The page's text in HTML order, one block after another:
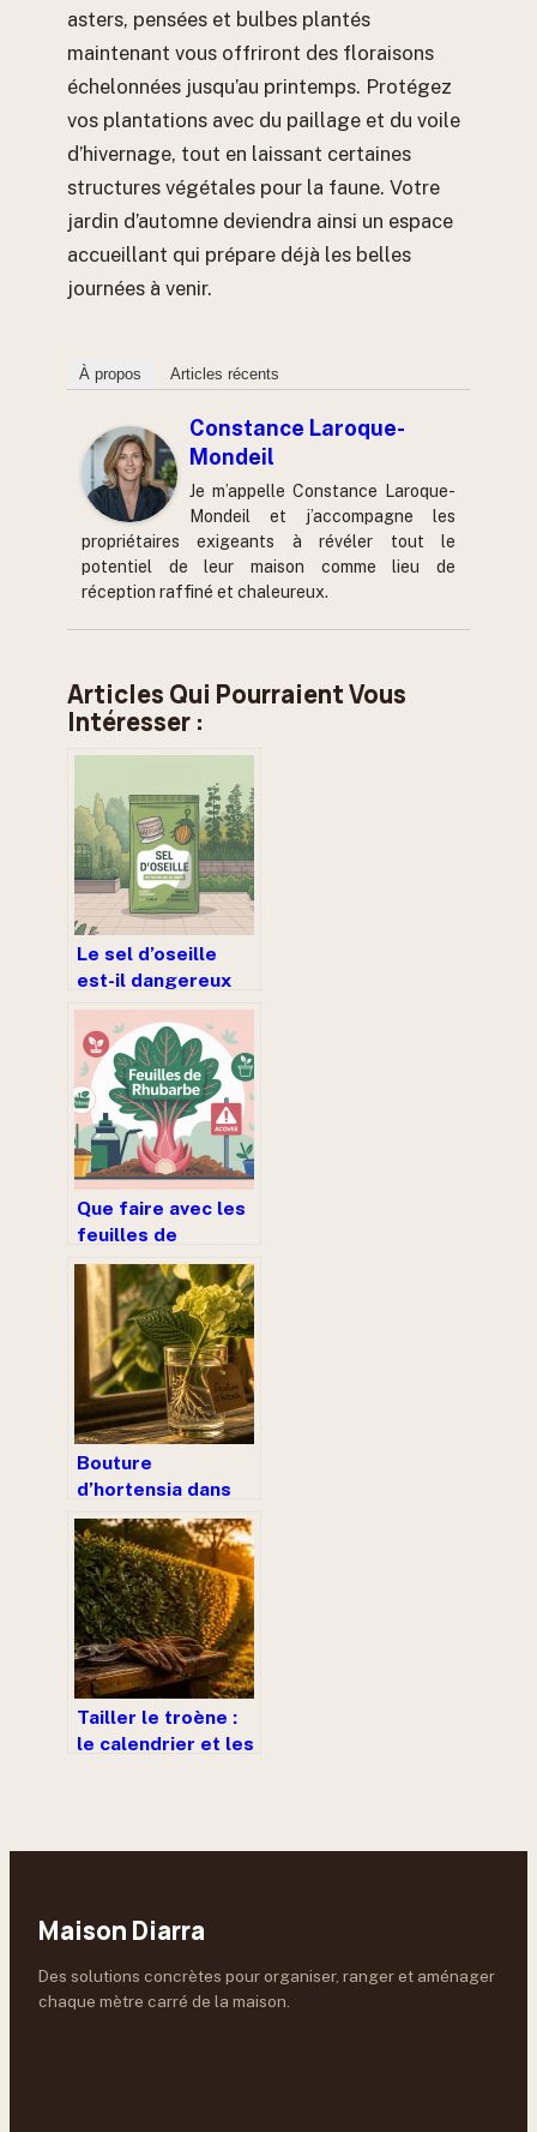
asters, pensées et bulbes plantés
maintenant vous offriront des floraisons
échelonnées jusqu’au printemps. Protégez
vos plantations avec du paillage et du voile
d’hivernage, tout en laissant certaines
structures végétales pour la faune. Votre
jardin d’automne deviendra ainsi un espace
accueillant qui prépare déjà les belles
journées à venir.
À propos Articles récents
Constance Laroque-
Mondeil
Je m’appelle Constance Laroque-
Mondeil et j’accompagne les
propriétaires exigeants à révéler tout le
potentiel de leur maison comme lieu de
réception raffiné et chaleureux.
Articles Qui Pourraient Vous
Intéresser :
Le sel d’oseille
est-il dangereux
pour les plantes ou
peut-il aider au
jardin ?
Que faire avec les
feuilles de
rhubarbe : idées,
sécurité et
astuces zéro
déchet
Bouture
d’hortensia dans
l’eau : 4 étapes
clés pour réussir
sans
pourrissement
Tailler le troène :
le calendrier et les
Maison Diarra
Des solutions concrètes pour organiser, ranger et aménager
chaque mètre carré de la maison.